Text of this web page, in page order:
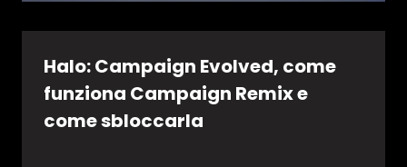
Halo: Campaign Evolved, come
funziona Campaign Remix e
come sbloccarla